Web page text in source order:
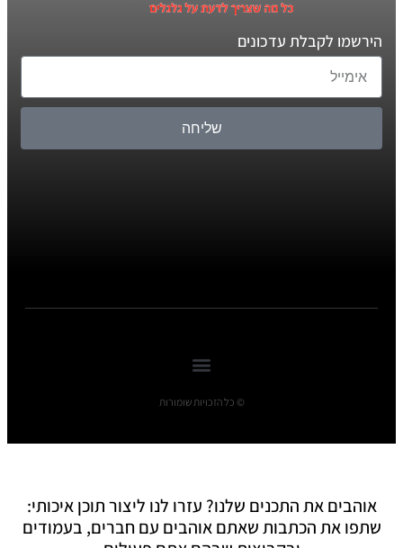
הירשמו לקבלת עדכונים
שליחה
© כל הזכויות שומורות
אוהבים את התכנים שלנו? עזרו לנו ליצור תוכן איכותי:
שתפו את הכתבות שאתם אוהבים עם חברים, בעמודים